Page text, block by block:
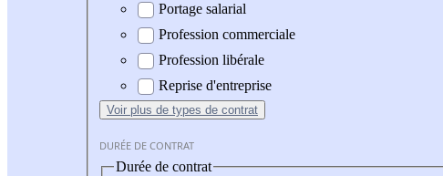
Portage salarial
Profession commerciale
Profession libérale
Reprise d'entreprise
Voir plus de types de contrat
DURÉE DE CONTRAT
Durée de contrat